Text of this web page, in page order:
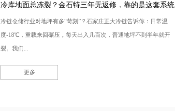
冷库地面总冻裂？金石特三年无返修，靠的是这套系统
冷链仓储行业对地坪有多“苛刻”？石家庄正大冷链告诉你：日常温
度-18℃，重载来回碾压，每天出入几百次，普通地坪不到半年就开
裂。我们...
更多